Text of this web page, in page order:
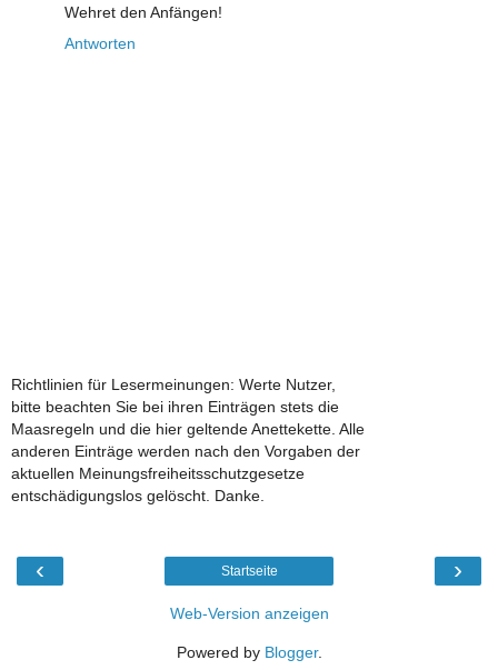
Wehret den Anfängen!
Antworten
Richtlinien für Lesermeinungen: Werte Nutzer,
bitte beachten Sie bei ihren Einträgen stets die
Maasregeln und die hier geltende Anettekette. Alle
anderen Einträge werden nach den Vorgaben der
aktuellen Meinungsfreiheitsschutzgesetze
entschädigungslos gelöscht. Danke.
‹ ›
Startseite
Web-Version anzeigen
Powered by Blogger.